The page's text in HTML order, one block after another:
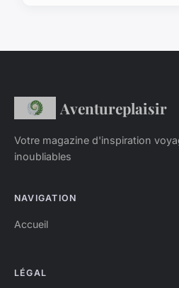
Aventureplaisir
Votre magazine d'inspiration
inoubliables
NAVIGATION
Accueil
LÉGAL